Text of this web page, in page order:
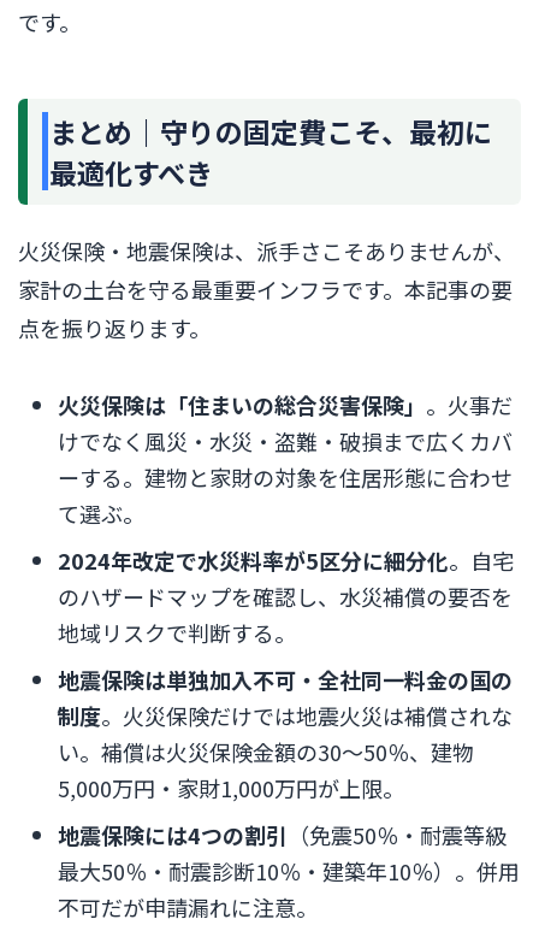
です。
まとめ｜守りの固定費こそ、最初に
最適化すべき
火災保険・地震保険は、派手さこそありませんが、
家計の土台を守る最重要インフラです。本記事の要
点を振り返ります。
火災保険は「住まいの総合災害保険」 。火事だ
けでなく風災・水災・盗難・破損まで広くカバ
ーする。建物と家財の対象を住居形態に合わせ
て選ぶ。
2024年改定で水災料率が5区分に細分化。自宅
のハザードマップを確認し、水災補償の要否を
地域リスクで判断する。
地震保険は単独加入不可・全社同一料金の国の
制度。火災保険だけでは地震火災は補償されな
い。補償は火災保険金額の30〜50％、建物
5,000万円・家財1,000万円が上限。
地震保険には4つの割引 （免震50％・耐震等級
最大50％・耐震診断10％・建築年10％）。併用
不可だが申請漏れに注意。